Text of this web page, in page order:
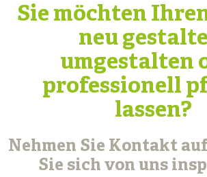
Sie möchten
neu
umgestalten
professionell
lassen?
Nehmen Sie Kontakt
Sie sich von uns